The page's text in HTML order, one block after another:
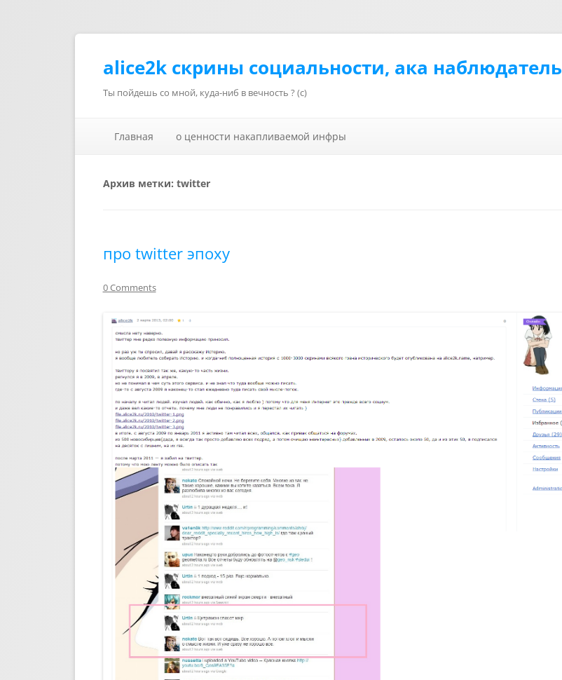
alice2k скрины социальности, ака наблюдатель
Ты пойдешь со мной, куда-ниб в вечность ? (с)
Главная
о ценности накапливаемой инфры
Архив метки: twitter
про twitter эпоху
0 Comments